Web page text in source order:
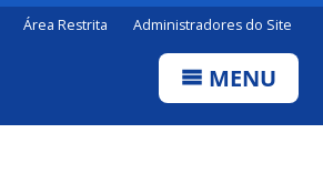
Área Restrita Administradores do Site
MENU